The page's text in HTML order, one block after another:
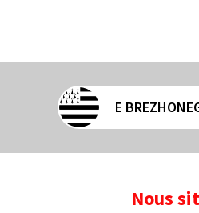
E
Nous